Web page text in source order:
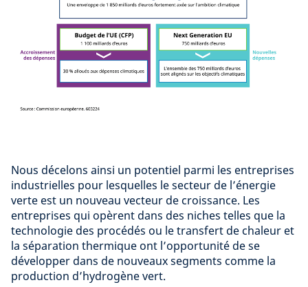
Nous décelons ainsi un potentiel parmi les entreprises
industrielles pour lesquelles le secteur de l’énergie
verte est un nouveau vecteur de croissance. Les
entreprises qui opèrent dans des niches telles que la
technologie des procédés ou le transfert de chaleur et
la séparation thermique ont l’opportunité de se
développer dans de nouveaux segments comme la
production d’hydrogène vert.